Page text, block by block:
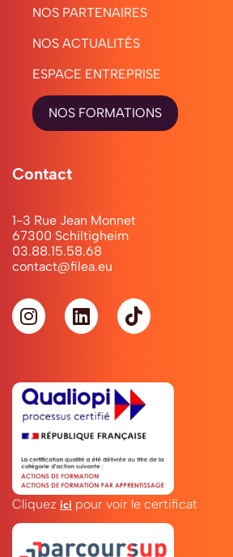
NOS PARTENAIRES
NOS ACTUALITÉS
ESPACE ENTREPRISE
NOS FORMATIONS
Contact
1-3 Rue Jean Monnet
67300 Schiltigheim
03.88.15.58.68
contact@filea.eu
Cliquez ici pour voir le certificat